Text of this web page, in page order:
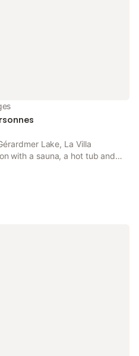
Lake, La Villa
with a sauna, a hot tub and
features a private pool, a